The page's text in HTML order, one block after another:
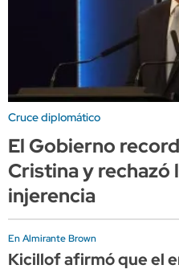
Cruce diplomático
El Gobierno
Cristina y rechazó
injerencia
En Almirante Brown
Kicillof afirmó que el